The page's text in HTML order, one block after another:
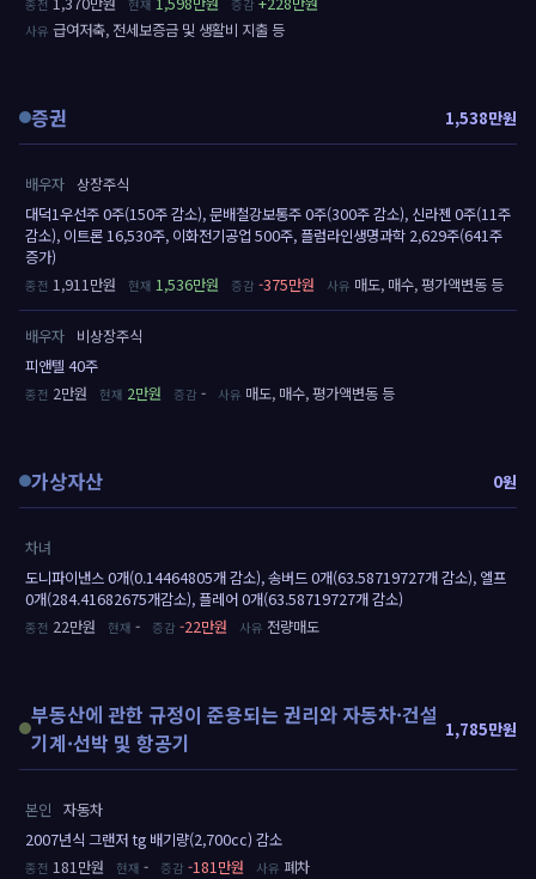
급여저축, 전세보증금 및 생활비 지출 등
증권 1,538만원
배우자 상장주식
대덕1우선주 0주(150주 감소), 문배철강보통주 0주(300주 감소), 신라젠 0주(11주
감소), 이트론 16,530주, 이화전기공업 500주, 플럼라인생명과학 2,629주(641주
증가)
1,911만원
1,536만원 -375만원 매도, 매수, 평가액변동 등
배우자
비상장주식
피앤텔 40주
2만원
2만원 - 매도, 매수, 평가액변동 등
가상자산 0원
차녀
도니파이낸스 0개(0.14464805개 감소), 송버드 0개(63.58719727개 감소), 엘프
0개(284.41682675개감소), 플레어 0개(63.58719727개 감소)
22만원
- -22만원 전량매도
부동산에 관한 규정이 준용되는 권리와 자동차·건설
기계·선박 및 항공기
1,785만원
본인
자동차
2007년식 그랜저 tg 배기량(2,700cc) 감소
181만원
- -181만원 폐차